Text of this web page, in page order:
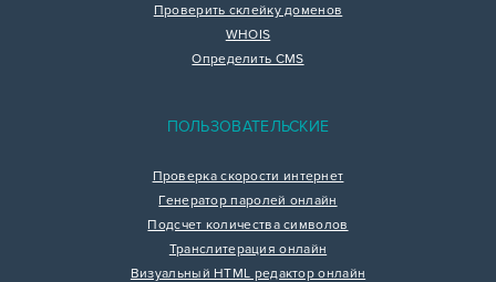
Проверить склейку доменов
WHOIS
Определить CMS
ПОЛЬЗОВАТЕЛЬСКИЕ
Проверка скорости интернет
Генератор паролей онлайн
Подсчет количества символов
Транслитерация онлайн
Визуальный HTML редактор онлайн